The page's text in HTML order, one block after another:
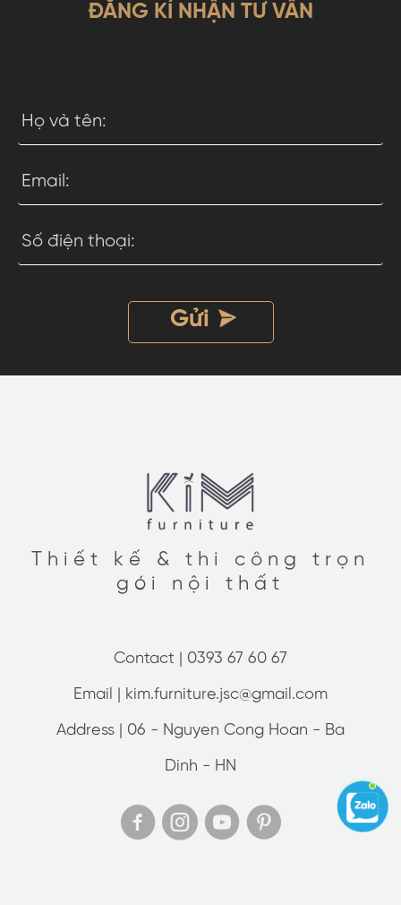
ĐĂNG KÍ NHẬN TƯ VẤN
Thiết kế & thi công trọn
gói nội thất
Contact | 0393 67 60 67
Email | kim.furniture.jsc@gmail.com
Address | 06 - Nguyen Cong Hoan - Ba
Dinh - HN